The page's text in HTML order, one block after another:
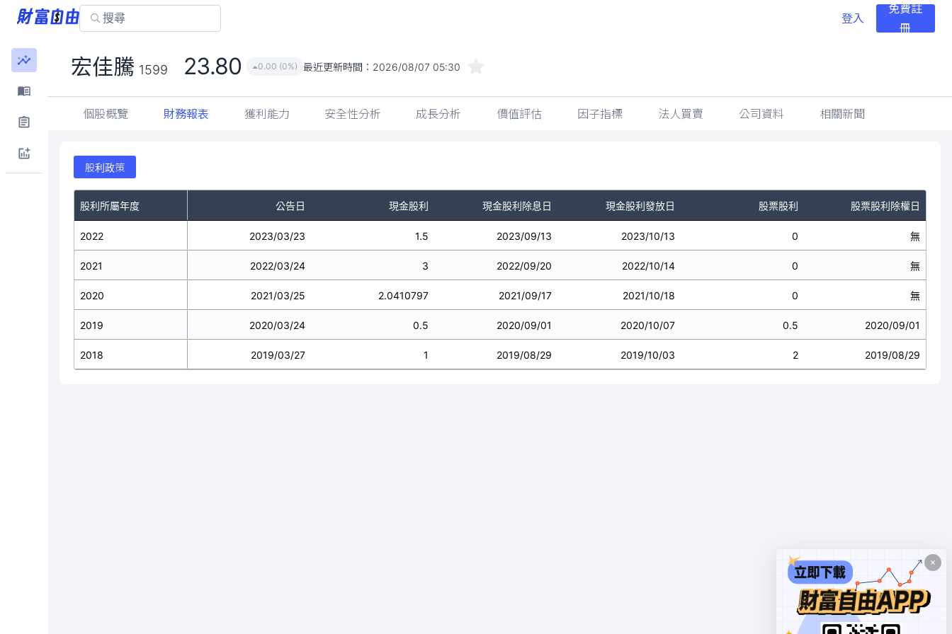
登入
免費註
冊
宏佳騰 1599 23.80 0.00 (0%) 最近更新時間： 2026/08/07 05:30
個股概覽 財務報表 獲利能力 安全性分析 成長分析 價值評估 因子指標 法人買賣 公司資料 相關新聞
股利政策
股利所屬年度 公告日 現金股利 現金股利除息日 現金股利發放日 股票股利 股票股利除權日
2022
2021
2020
2019
2018
2023/03/23 1.5 2023/09/13 2023/10/13 0 無
2022/03/24 3 2022/09/20 2022/10/14 0 無
2021/03/25 2.0410797 2021/09/17 2021/10/18 0 無
2020/03/24 0.5 2020/09/01 2020/10/07 0.5 2020/09/01
2019/03/27 1 2019/08/29 2019/10/03 2 2019/08/29